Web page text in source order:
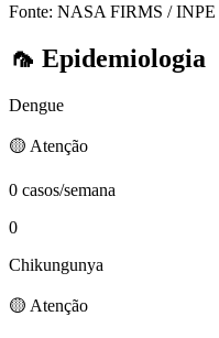
Fonte: NASA FIRMS / INPE
🦟 Epidemiologia
Dengue
🟡 Atenção
0 casos/semana
0
Chikungunya
🟡 Atenção